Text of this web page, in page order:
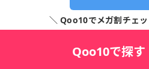
＼ Qoo10でメガ割チェ
Qoo10で探す